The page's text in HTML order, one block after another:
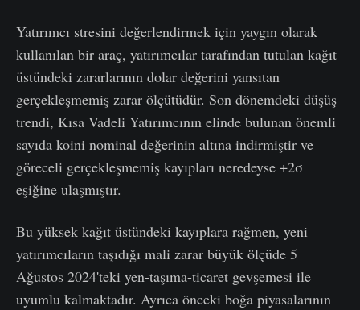
Yatırımcı stresini değerlendirmek için yaygın olarak
kullanılan bir araç, yatırımcılar tarafından tutulan kağıt
üstündeki zararlarının dolar değerini yansıtan
gerçekleşmemiş zarar ölçütüdür. Son dönemdeki düşüş
trendi, Kısa Vadeli Yatırımcının elinde bulunan önemli
sayıda koini nominal değerinin altına indirmiştir ve
göreceli gerçekleşmemiş kayıpları neredeyse +2σ
eşiğine ulaşmıştır.
Bu yüksek kağıt üstündeki kayıplara rağmen, yeni
yatırımcıların taşıdığı mali zarar büyük ölçüde 5
Ağustos 2024'teki yen-taşıma-ticaret gevşemesi ile
uyumlu kalmaktadır. Ayrıca önceki boğa piyasalarının